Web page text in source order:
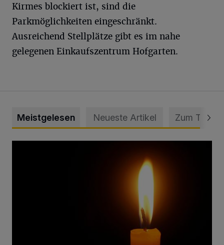
Kirmes blockiert ist, sind die
Parkmöglichkeiten eingeschränkt.
Ausreichend Stellplätze gibt es im nahe
gelegenen Einkaufszentrum Hofgarten.
Meistgelesen Neueste Artikel Zum Thema